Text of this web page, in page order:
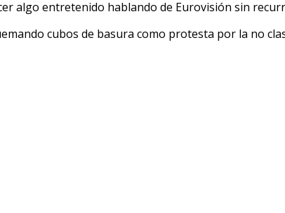
algo entretenido hablando de Eurovisión sin
cubos de basura como protesta por la no